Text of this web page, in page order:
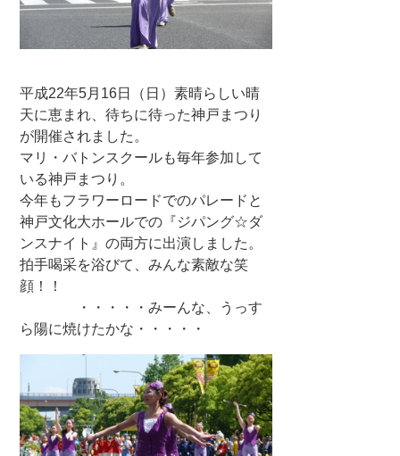
平成22年5月16日（日）素晴らしい晴
天に恵まれ、待ちに待った神戸まつり
が開催されました。
マリ・バトンスクールも毎年参加して
いる神戸まつり。
今年もフラワーロードでのパレードと
神戸文化大ホールでの『ジパング☆ダ
ンスナイト』の両方に出演しました。
拍手喝采を浴びて、みんな素敵な笑
顔！！
・・・・・みーんな、うっす
ら陽に焼けたかな・・・・・